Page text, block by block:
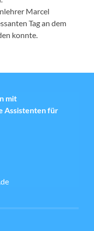
Marcel
Tag an dem
konnte.
mit
Assistenten für